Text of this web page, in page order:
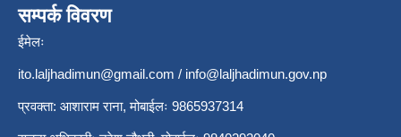
सम्पर्क विवरण
ईमेलः
ito.laljhadimun@gmail.com / info@laljhadimun.gov.np
प्रवक्ता: आशाराम राना, मोबाईलः 9865937314